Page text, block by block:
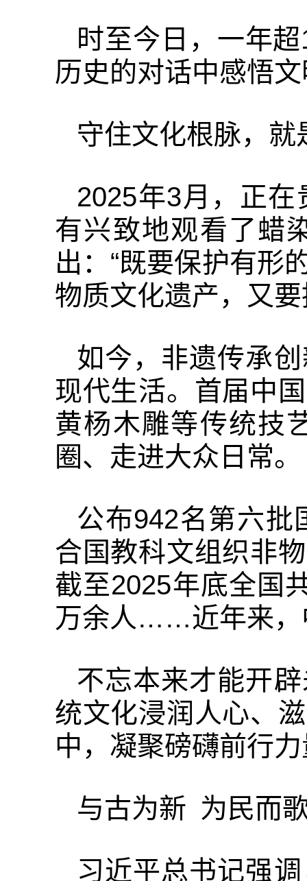
时至今日，一年
历史的对话中感悟
守住文化根脉，
2025年3月，正
有兴致地观看了蜡
出：“既要保护有形
物质文化遗产，又
如今，非遗传承
现代生活。首届中
黄杨木雕等传统技
圈、走进大众日常。
公布942名第六批
合国教科文组织非
截至2025年底全国
万余人……近年来，
不忘本来才能开
统文化浸润人心、
中，凝聚磅礴前行
与古为新 为民而
习近平总书记强